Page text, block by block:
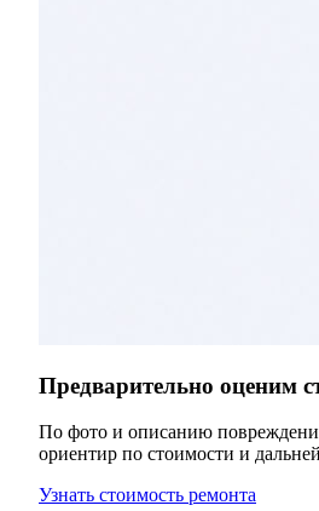
Предварительно оценим
По фото и описанию
ориентир по стоимости и
Узнать стоимость ремонта